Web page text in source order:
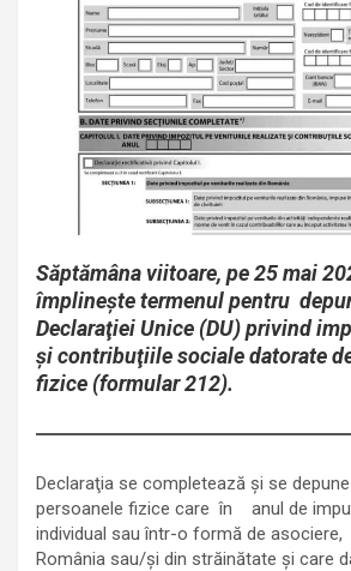
Săptămâna viitoare, pe 25 mai
împlinește termenul pentru
Declaraţiei Unice (DU) privind
şi contribuţiile sociale datorate
fizice (formular 212).
Declaraţia se completează şi se
persoanele fizice care în anul de
individual sau într-o formă de asociere,
România sau/şi din străinătate şi care